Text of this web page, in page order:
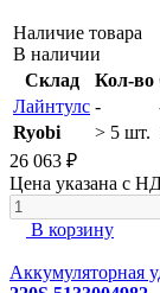
Наличие товара
В наличии
Склад
Кол-во
Лайнтулс -
Ryobi
> 5 шт.
26 063 ₽
Цена указана с
В корзину
Аккумуляторная